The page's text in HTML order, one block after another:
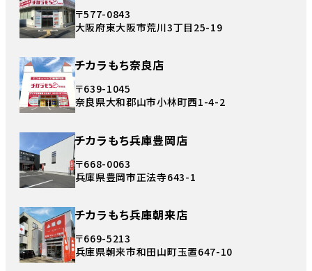
〒577-0843
大阪府東大阪市荒川3丁目25-19
チカラもち奈良店
〒639-1045
奈良県大和郡山市小林町西1-4-2
チカラもち兵庫豊岡店
〒668-0063
兵庫県豊岡市正法寺643-1
チカラもち兵庫朝来店
〒669-5213
兵庫県朝来市和田山町玉置647-10